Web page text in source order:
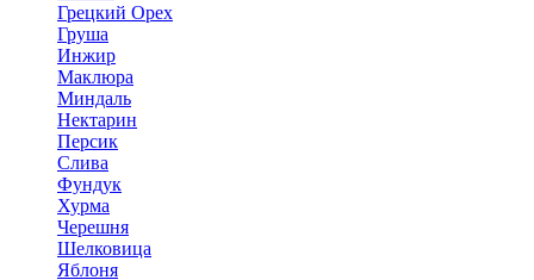
Грецкий Орех
Груша
Инжир
Маклюра
Миндаль
Нектарин
Персик
Слива
Фундук
Хурма
Черешня
Шелковица
Яблоня